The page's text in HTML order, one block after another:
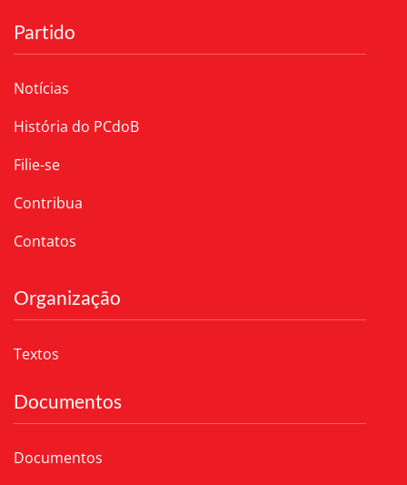
Partido
Notícias
História do PCdoB
Filie-se
Contribua
Contatos
Organização
Textos
Documentos
Documentos